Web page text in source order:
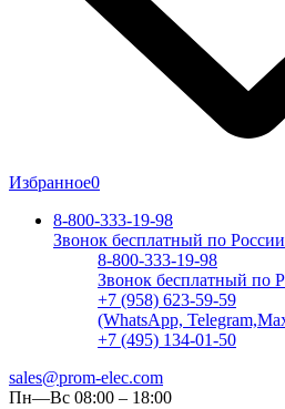
Избранное0
8-800-333-19-98
Звонок бесплатный по России
8-800-333-19-98
Звонок бесплатный по
+7 (958) 623-59-59
(WhatsApp,
+7 (495) 134-01-50
sales@prom-elec.com
Пн—Вс 08:00 – 18:00